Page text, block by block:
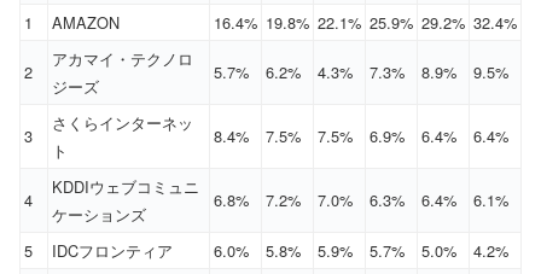
1
AMAZON 16.4% 19.8% 22.1% 25.9% 29.2% 32.4%
2
アカマイ・テクノロ
ジーズ
5.7% 6.2% 4.3% 7.3% 8.9% 9.5%
3
さくらインターネッ
ト
8.4% 7.5% 7.5% 6.9% 6.4% 6.4%
4
KDDIウェブコミュニ
ケーションズ
6.8% 7.2% 7.0% 6.3% 6.4% 6.1%
5 IDCフロンティア 6.0% 5.8% 5.9% 5.7% 5.0%
4.2%